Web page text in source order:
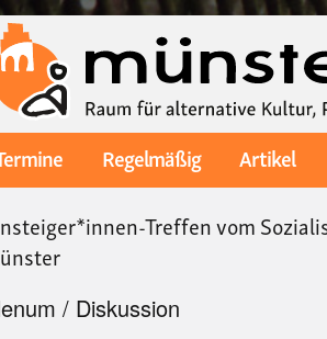
Regelmäßig Artikel
Treffen vom
/ Diskussion